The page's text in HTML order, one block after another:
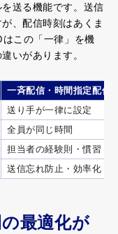
送る機能です。送信
、配信時刻はあくま
この「一律」を機
いがあります。
一斉配信・時間指定配信
送り手が一律に設定
全員が同じ時間
担当者の経験則・慣習
送信忘れ防止・効率化
最適化が